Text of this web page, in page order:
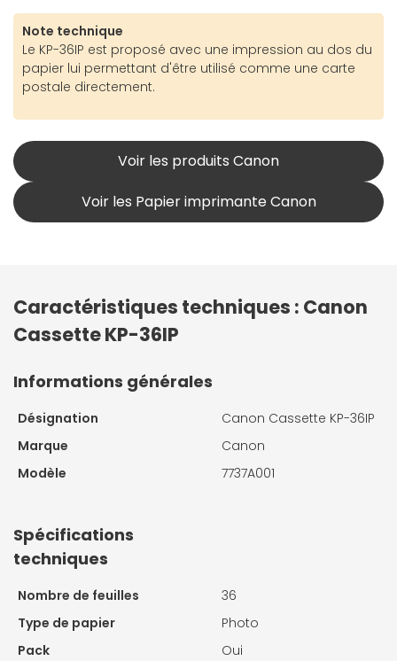
Note technique
Le KP-36IP est proposé avec une impression au dos du
papier lui permettant d'être utilisé comme une carte
postale directement.
Voir les produits Canon
Voir les Papier imprimante Canon
Caractéristiques techniques : Canon
Cassette KP-36IP
Informations générales
Désignation
Canon Cassette KP-36IP
Marque
Canon
Modèle
7737A001
Spécifications
techniques
Nombre de feuilles
36
Type de papier
Photo
Pack
Oui